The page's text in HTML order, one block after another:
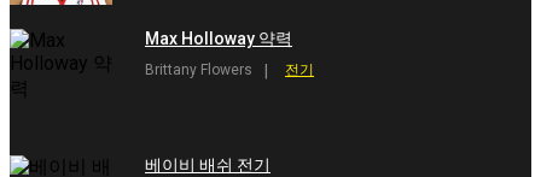
Max Holloway 약력
Brittany Flowers 전기
베이비 배쉬 전기